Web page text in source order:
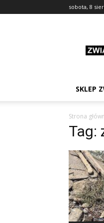
sobota, 8
SKLEP
Strona
Tag: